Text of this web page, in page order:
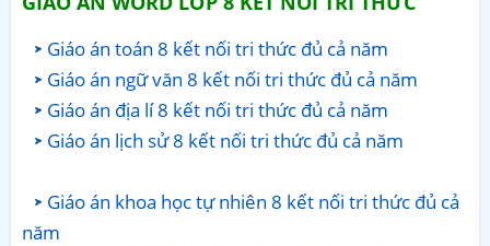
Giáo án toán 8 kết nối tri thức đủ cả năm
Giáo án ngữ văn 8 kết nối tri thức đủ cả năm
Giáo án địa lí 8 kết nối tri thức đủ cả năm
Giáo án lịch sử 8 kết nối tri thức đủ cả năm
Giáo án khoa học tự nhiên 8 kết nối tri thức đủ cả
năm